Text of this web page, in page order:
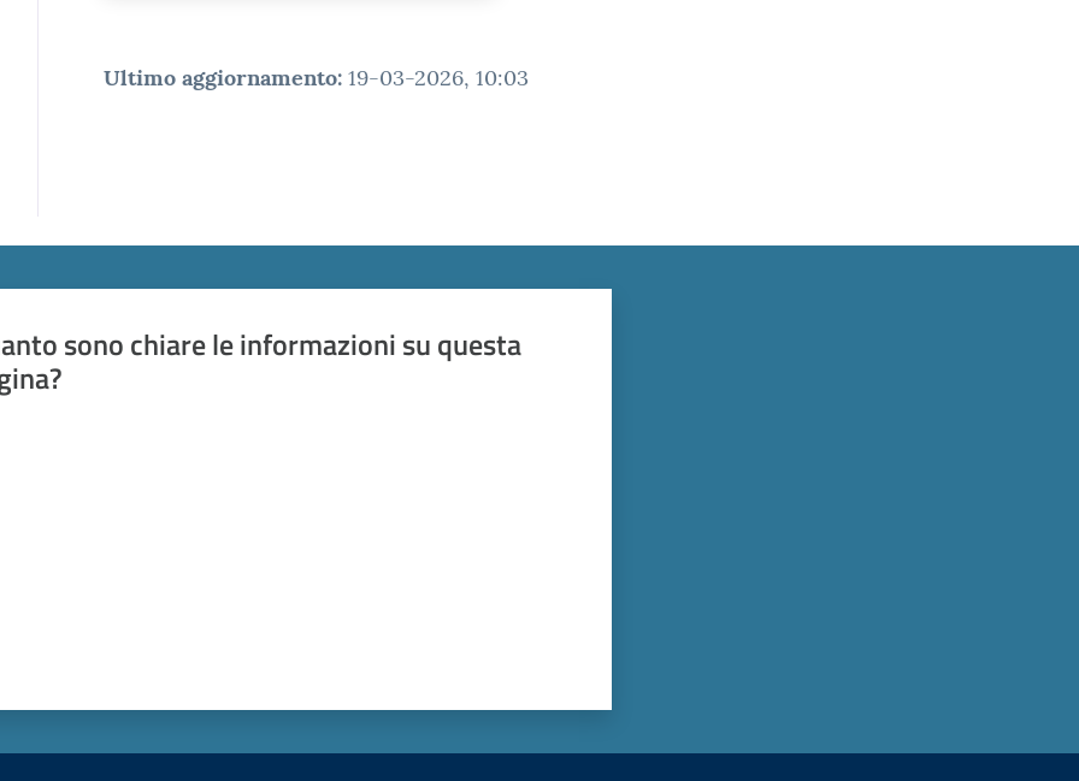
Ultimo aggiornamento: 19-03-2026, 10:03
sono chiare le informazioni su questa